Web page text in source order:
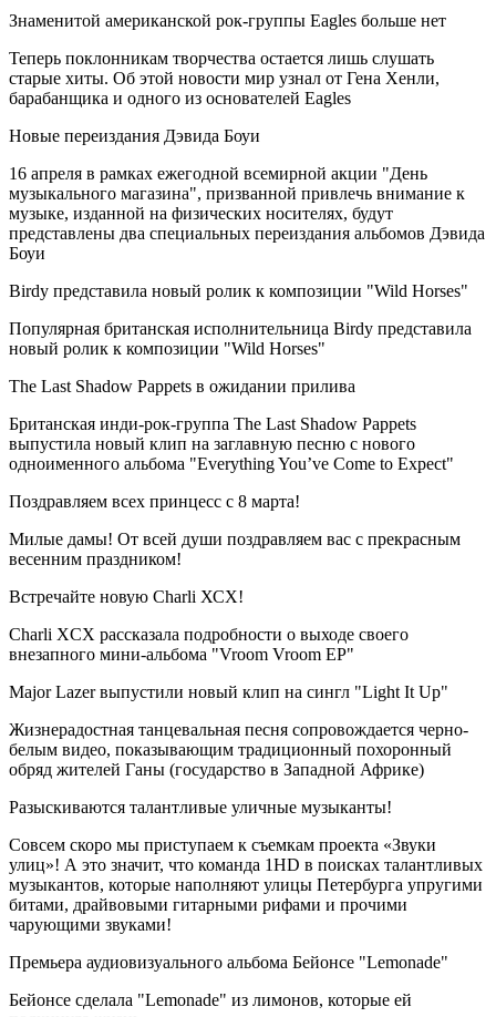
Знаменитой американской рок-группы Eagles больше нет
Теперь поклонникам творчества остается лишь слушать
старые хиты. Об этой новости мир узнал от Гена Хенли,
барабанщика и одного из основателей Eagles
Новые переиздания Дэвида Боуи
16 апреля в рамках ежегодной всемирной акции "День
музыкального магазина", призванной привлечь внимание к
музыке, изданной на физических носителях, будут
представлены два специальных переиздания альбомов Дэвида
Боуи
Birdy представила новый ролик к композиции "Wild Horses"
Популярная британская исполнительница Birdy представила
новый ролик к композиции "Wild Horses"
The Last Shadow Pappets в ожидании прилива
Британская инди-рок-группа The Last Shadow Pappets
выпустила новый клип на заглавную песню с нового
одноименного альбома "Everything You’ve Come to Expect"
Поздравляем всех принцесс с 8 марта!
Милые дамы! От всей души поздравляем вас с прекрасным
весенним праздником!
Встречайте новую Charli ХСХ!
Charli XCX рассказала подробности о выходе своего
внезапного мини-альбома "Vroom Vroom EP"
Major Lazer выпустили новый клип на сингл "Light It Up"
Жизнерадостная танцевальная песня сопровождается черно-
белым видео, показывающим традиционный похоронный
обряд жителей Ганы (государство в Западной Африке)
Разыскиваются талантливые уличные музыканты!
Совсем скоро мы приступаем к съемкам проекта «Звуки
улиц»! А это значит, что команда 1HD в поисках талантливых
музыкантов, которые наполняют улицы Петербурга упругими
битами, драйвовыми гитарными рифами и прочими
чарующими звуками!
Премьера аудиовизуального альбома Бейонсе "Lemonade"
Бейонсе сделала "Lemonade" из лимонов, которые ей